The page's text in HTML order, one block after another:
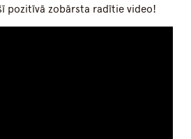
pozitīvā zobārsta radītie video!